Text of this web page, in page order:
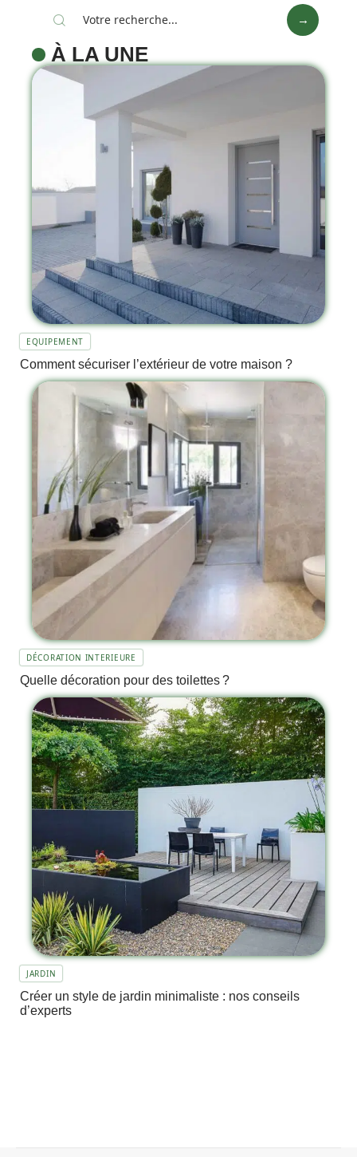
À LA UNE
EQUIPEMENT
Comment sécuriser l’extérieur de votre maison ?
DÉCORATION INTERIEURE
Quelle décoration pour des toilettes ?
JARDIN
Créer un style de jardin minimaliste : nos conseils
d’experts